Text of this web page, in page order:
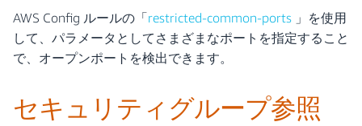
AWS Config ルールの「restricted-common-ports 」を使用
して、パラメータとしてさまざまなポートを指定すること
で、オープンポートを検出できます。
セキュリティグループ参照